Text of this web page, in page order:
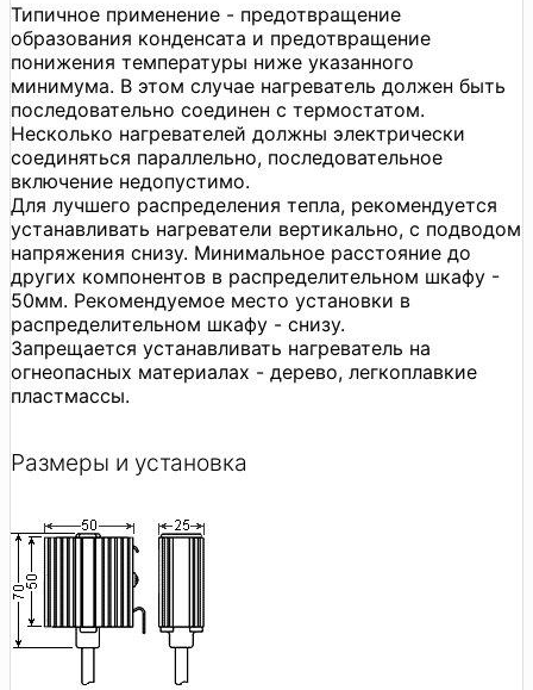
Типичное применение - предотвращение
образования конденсата и предотвращение
понижения температуры ниже указанного
минимума. В этом случае нагреватель должен быть
последовательно соединен с термостатом.
Несколько нагревателей должны электрически
соединяться параллельно, последовательное
включение недопустимо.
Для лучшего распределения тепла, рекомендуется
устанавливать нагреватели вертикально, с подводом
напряжения снизу. Минимальное расстояние до
других компонентов в распределительном шкафу -
50мм. Рекомендуемое место установки в
распределительном шкафу - снизу.
Запрещается устанавливать нагреватель на
огнеопасных материалах - дерево, легкоплавкие
пластмассы.
Размеры и установка